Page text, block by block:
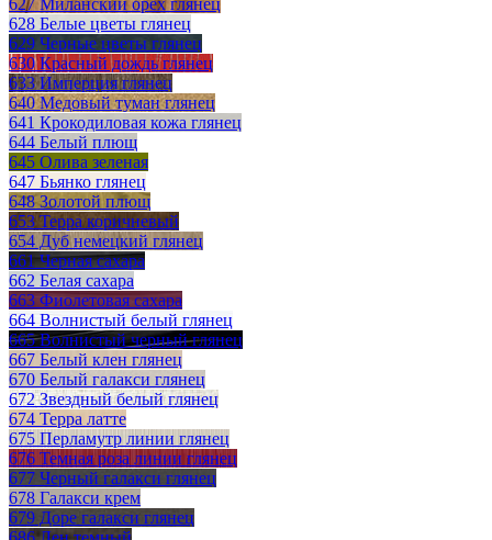
628 Белые цветы глянец
629 Черные цветы глянец
630 Красный дождь глянец
633 Имперция глянец
640 Медовый туман глянец
641 Крокодиловая кожа глянец
644 Белый плющ
645 Олива зеленая
647 Бьянко глянец
648 Золотой плющ
653 Терра коричневый
654 Дуб немецкий глянец
661 Черная сахара
662 Белая сахара
663 Фиолетовая сахара
664 Волнистый белый глянец
665 Волнистый черный глянец
667 Белый клен глянец
670 Белый галакси глянец
672 Звездный белый глянец
674 Терра латте
675 Перламутр линии глянец
676 Темная роза линии глянец
677 Черный галакси глянец
678 Галакси крем
679 Доре галакси глянец